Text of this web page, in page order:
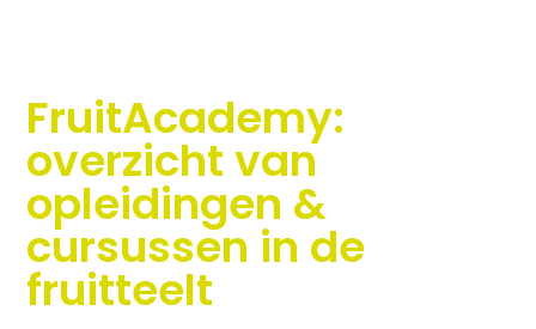
FruitAcademy:
overzicht van
opleidingen &
cursussen in de
fruitteelt